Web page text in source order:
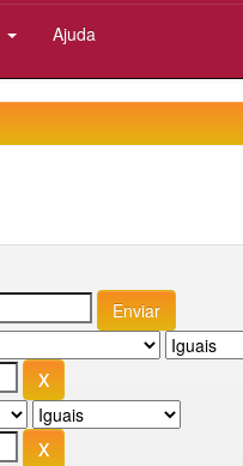
Ajuda